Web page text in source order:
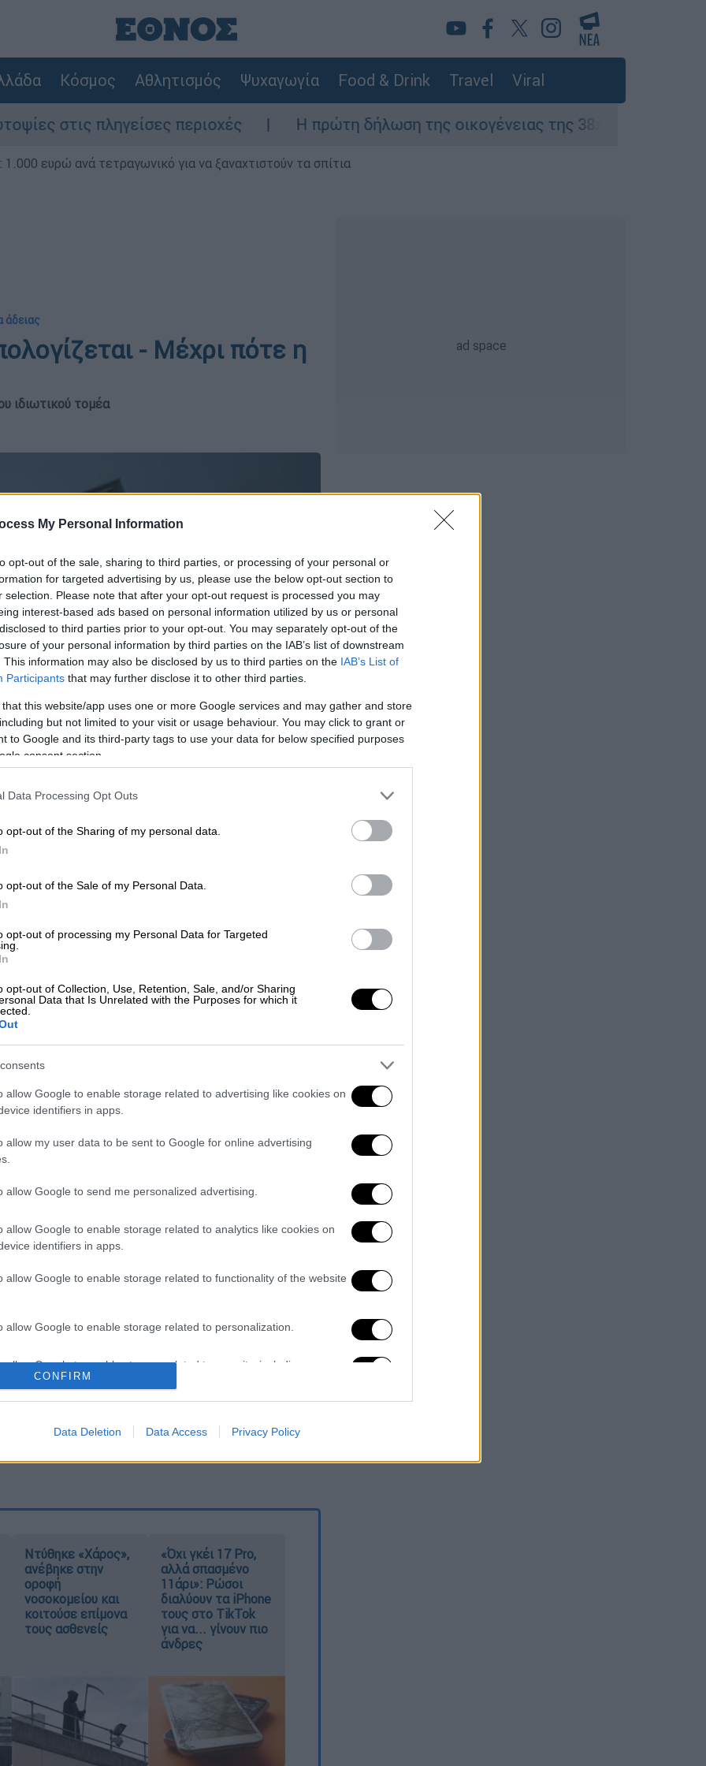
My Personal Information
opt-out of the sale, sharing to third parties, or processing of your personal or
for targeted advertising by us, please use the below opt-out section to
selection. Please note that after your opt-out request is processed you may
interest-based ads based on personal information utilized by us or personal
to third parties prior to your opt-out. You may separately opt-out of the
of your personal information by third parties on the IAB’s list of downstream
This information may also be disclosed by us to third parties on the IAB’s List of
Participants that may further disclose it to other third parties.
that this website/app uses one or more Google services and may gather and store
but not limited to your visit or usage behaviour. You may click to grant or
to Google and its third-party tags to use your data for below specified purposes
consent section.
Data Processing Opt Outs
opt-out of the Sharing of my personal data.
opt-out of the Sale of my Personal Data.
opt-out of processing my Personal Data for Targeted
opt-out of Collection, Use, Retention, Sale, and/or Sharing
Data that Is Unrelated with the Purposes for which it
allow Google to enable storage related to advertising like cookies on
identifiers in apps.
allow my user data to be sent to Google for online advertising
allow Google to send me personalized advertising.
allow Google to enable storage related to analytics like cookies on
identifiers in apps.
allow Google to enable storage related to functionality of the website
allow Google to enable storage related to personalization.
allow Google to enable storage related to security, including
functionality and fraud prevention, and other user protection.
CONFIRM
Data Deletion Data Access Privacy Policy
Κόσμος Αθλητισμός Ψυχαγωγία Food & Drink Travel Viral
στις πληγείσες περιοχές Η πρώτη δήλωση της οικογένειας της 38χρονης
ευρώ ανά τετραγωνικό για να ξαναχτιστούν τα σπίτια
άδειας
- Μέχρι πότε η
ιδιωτικού τομέα
το ΕΘΝΟΣ στη Google
αδείαςστους εργαζόμενους και τις
την έναρξη της καλοκαιρινής άδειας.
κατά την άδεια, είτε τμηματικά
άδειας
άδειας απαγορεύεται η απόλυση του
των πράγματι καταβαλλόμενων
15 ημερώνγια αυτούς που αμείβονται με
που αμείβονται με ημερομίσθιο ή κατά
άλλο τρόπο.
μηνιαίο μισθό αν αμείβεται με μισθό και
εξ ολοκλήρου κατά την άδεια, είτε
την άδεια που ζήτησε ο
αποδοχές του χρόνου αδείαςμε
το ποσό που δικαιούνται μέσω
Ντύθηκε «Χάρος»,
ανέβηκε στην
οροφή
νοσοκομείου και
κοιτούσε επίμονα
τους ασθενείς
«Όχι γκέι 17 Pro,
αλλά σπασμένο
11άρι»: Ρώσοι
διαλύουν τα iPhone
τους στο TikTok
για να... γίνουν πιο
άνδρες